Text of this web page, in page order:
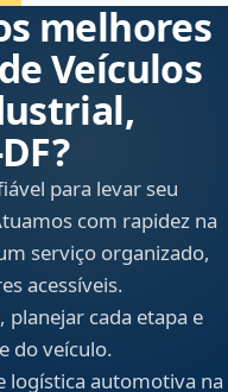
melhores
Veículos
para levar seu
com rapidez na
serviço organizado,
acessíveis.
cada etapa e
do veículo.
logística automotiva na